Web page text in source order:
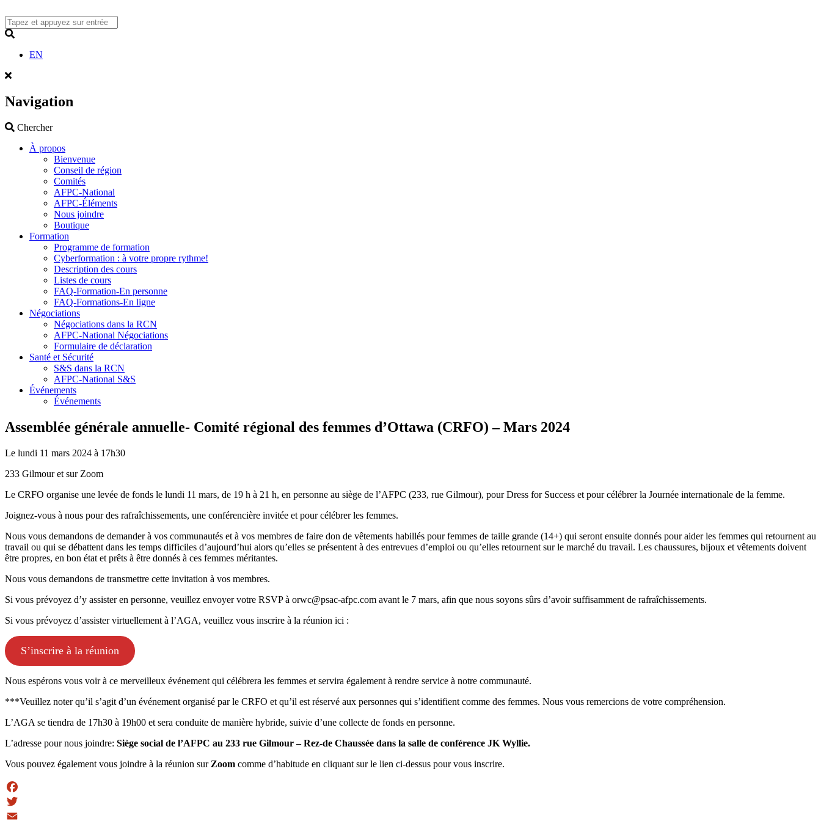
to
content
EN
Navigation
ChercherSearch
À propos
Bienvenue
Conseil de région
Comités
AFPC-National
AFPC-Éléments
Nous joindre
Boutique
Formation
Programme de formation
Cyberformation : à votre propre rythme!
Description des cours
Listes de cours
FAQ-Formation-En personne
FAQ-Formations-En ligne
Négociations
Négociations dans la RCN
AFPC-National Négociations
Formulaire de déclaration
Santé et Sécurité
S&S dans la RCN
AFPC-National S&S
Événements
Événements
Assemblée générale annuelle- Comité régional des femmes d’Ottawa (CRFO) – Mars 2024
Le lundi 11 mars 2024 à 17h30
233 Gilmour et sur Zoom
Le CRFO organise une levée de fonds le lundi 11 mars, de 19 h à 21 h, en personne au siège de l’AFPC (233, rue Gilmour), pour Dress for Success et pour célébrer la Journée internationale de la femme.
Joignez-vous à nous pour des rafraîchissements, une conférencière invitée et pour célébrer les femmes.
Nous vous demandons de demander à vos communautés et à vos membres de faire don de vêtements habillés pour femmes de taille grande (14+) qui seront ensuite donnés pour aider les femmes qui retournent au
travail ou qui se débattent dans les temps difficiles d’aujourd’hui alors qu’elles se présentent à des entrevues d’emploi ou qu’elles retournent sur le marché du travail. Les chaussures, bijoux et vêtements doivent
être propres, en bon état et prêts à être donnés à ces femmes méritantes.
Nous vous demandons de transmettre cette invitation à vos membres.
Si vous prévoyez d’y assister en personne, veuillez envoyer votre RSVP à orwc@psac-afpc.com avant le 7 mars, afin que nous soyons sûrs d’avoir suffisamment de rafraîchissements.
Si vous prévoyez d’assister virtuellement à l’AGA, veuillez vous inscrire à la réunion ici :
S’inscrire à la réunion
Nous espérons vous voir à ce merveilleux événement qui célébrera les femmes et servira également à rendre service à notre communauté.
***Veuillez noter qu’il s’agit d’un événement organisé par le CRFO et qu’il est réservé aux personnes qui s’identifient comme des femmes. Nous vous remercions de votre compréhension.
L’AGA se tiendra de 17h30 à 19h00 et sera conduite de manière hybride, suivie d’une collecte de fonds en personne.
L’adresse pour nous joindre: Siège social de l’AFPC au 233 rue Gilmour – Rez-de Chaussée dans la salle de conférence JK Wyllie.
Vous pouvez également vous joindre à la réunion sur Zoom comme d’habitude en cliquant sur le lien ci-dessus pour vous inscrire.
Facebook
Twitter